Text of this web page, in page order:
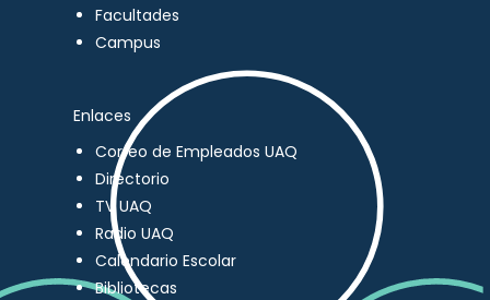
Facultades
Campus
Enlaces
Correo de Empleados UAQ
Directorio
TV UAQ
Radio UAQ
Calendario Escolar
Bibliotecas